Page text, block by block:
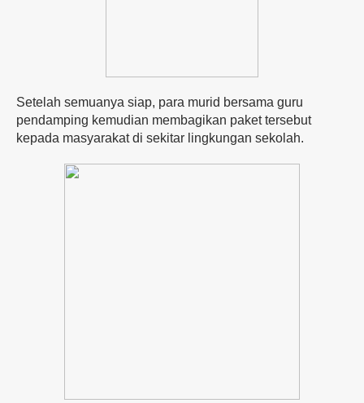
Setelah semuanya siap, para murid bersama guru
pendamping kemudian membagikan paket tersebut
kepada masyarakat di sekitar lingkungan sekolah.